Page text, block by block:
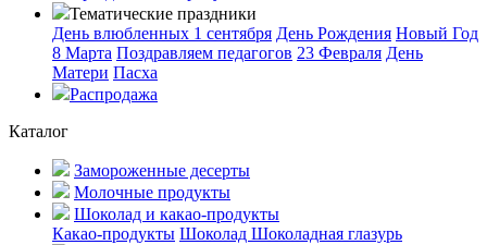
Тематические праздники
День влюбленных 1 сентября День Рождения Новый Год
8 Марта Поздравляем педагогов 23 Февраля День
Матери Пасха
Распродажа
Каталог
Замороженные десерты
Молочные продукты
Шоколад и какао-продукты
Какао-продукты Шоколад Шоколадная глазурь